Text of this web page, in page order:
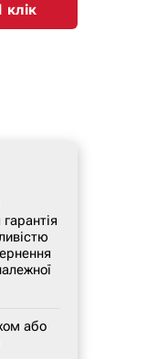
клiк
або